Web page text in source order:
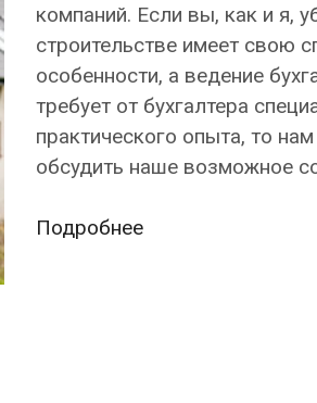
компаний. Если вы, как и я,
строительстве имеет свою
особенности, а ведение
требует от бухгалтера
практического опыта, то
обсудить наше возможное
ПодробнееПрофессионал